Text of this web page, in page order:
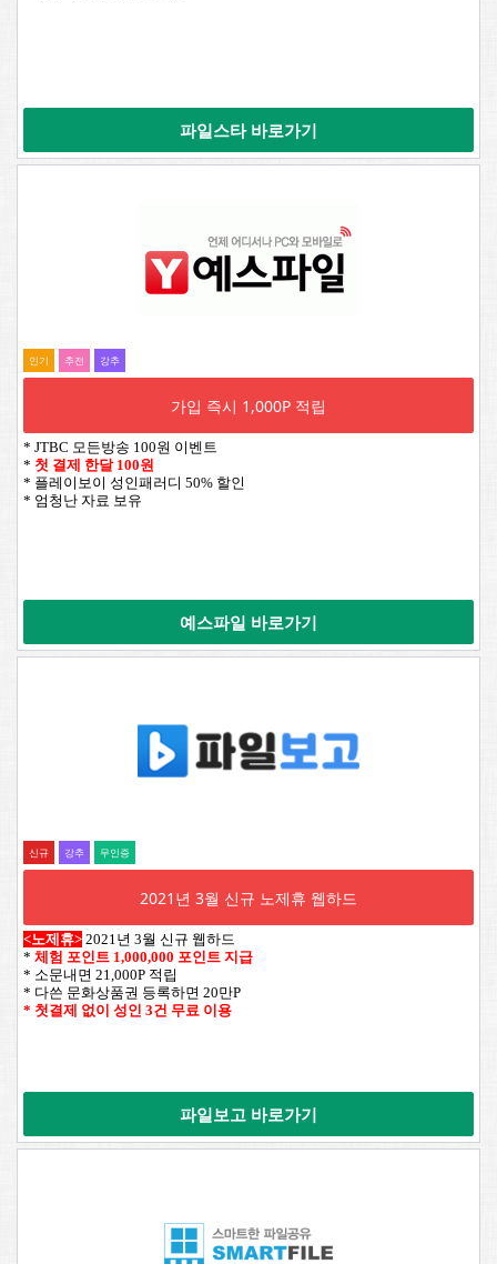
파일스타 바로가기
인기 추전 강추
가입 즉시 1,000P 적립
* JTBC 모든방송 100원 이벤트
* 첫 결제 한달 100원
* 플레이보이 성인패러디 50% 할인
* 엄청난 자료 보유
예스파일 바로가기
신규 강추 무인증
2021년 3월 신규 노제휴 웹하드
<노제휴> 2021년 3월 신규 웹하드
* 체험 포인트 1,000,000 포인트 지급
* 소문내면 21,000P 적립
* 다쓴 문화상품권 등록하면 20만P
* 첫결제 없이 성인 3건 무료 이용
파일보고 바로가기